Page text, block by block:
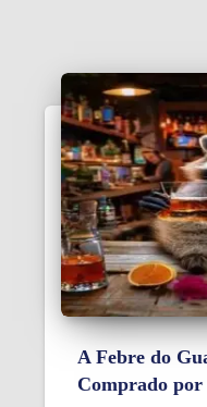
A Febre do
Comprado